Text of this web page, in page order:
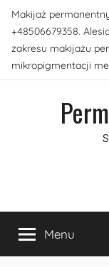
Przejdź
do
treści
Makijaż
+48506679358.
zakresu makijażu
mikropigmentacji
Menu